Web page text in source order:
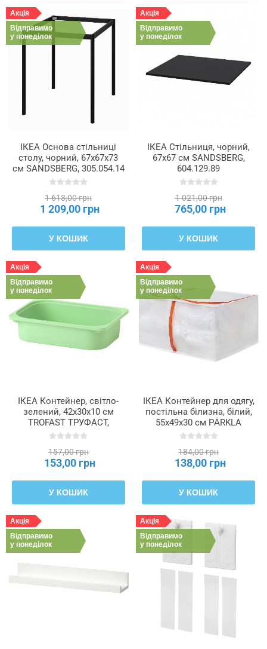
Акція
Відправимо
у понеділок
ІКЕА Основа стільниці
столу, чорний, 67x67x73
см SANDSBERG, 305.054.14
1 613,00 грн
1 209,00 грн
У КОШИК
Акція
Відправимо
у понеділок
ІКЕА Стільниця, чорний,
67x67 см SANDSBERG,
604.129.89
1 021,00 грн
765,00 грн
У КОШИК
Акція
Відправимо
у понеділок
ІКЕА Контейнер, світло-
зелений, 42x30x10 см
TROFAST ТРУФАСТ,
905.820.89
157,00 грн
153,00 грн
У КОШИК
Акція
Відправимо
у понеділок
ІКЕА Контейнер для одягу,
постільна білизна, білий,
55x49x30 см PÄRKLA
ПЕРКЛА, 006.011.05
184,00 грн
138,00 грн
У КОШИК
Акція
Відправимо
у понеділок
Акція
Відправимо
у понеділок